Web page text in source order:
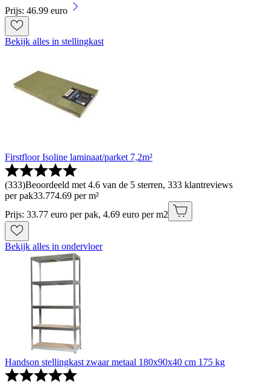
Prijs: 46.99 euro
Bekijk alles in stellingkast
Firstfloor Isoline laminaat/parket 7,2m²
(333)Beoordeeld met 4.6 van de 5 sterren, 333 klantreviews
per pak33.774.69 per m²
Prijs: 33.77 euro per pak, 4.69 euro per m2
Bekijk alles in ondervloer
Handson stellingkast zwaar metaal 180x90x40 cm 175 kg